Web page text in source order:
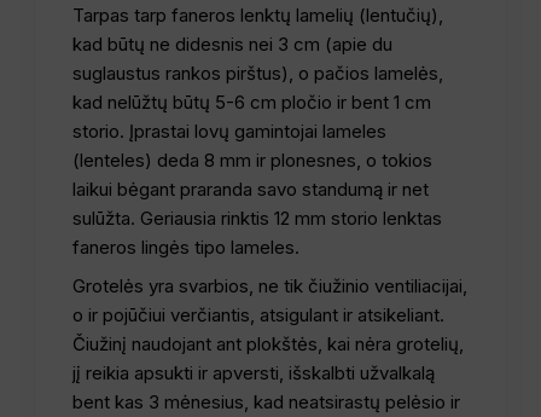
Tarpas tarp faneros lenktų lamelių (lentučių),
kad būtų ne didesnis nei 3 cm (apie du
suglaustus rankos pirštus), o pačios lamelės,
kad nelūžtų būtų 5-6 cm pločio ir bent 1 cm
storio. Įprastai lovų gamintojai lameles
(lenteles) deda 8 mm ir plonesnes, o tokios
laikui bėgant praranda savo standumą ir net
sulūžta. Geriausia rinktis 12 mm storio lenktas
faneros lingės tipo lameles.
Grotelės yra svarbios, ne tik čiužinio ventiliacijai,
o ir pojūčiui verčiantis, atsigulant ir atsikeliant.
Čiužinį naudojant ant plokštės, kai nėra grotelių,
jį reikia apsukti ir apversti, išskalbti užvalkalą
bent kas 3 mėnesius, kad neatsirastų pelėsio ir